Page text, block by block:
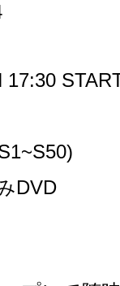
17:30
DVD